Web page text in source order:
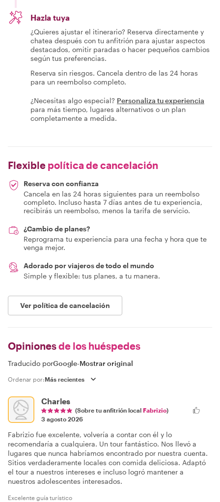
Hazla tuya
¿Quieres ajustar el itinerario? Reserva directamente y
chatea después con tu anfitrión para ajustar aspectos
destacados, omitir paradas o hacer pequeños cambios
según tus preferencias.
Reserva sin riesgos. Cancela dentro de las 24 horas
para un reembolso completo.
¿Necesitas algo especial? Personaliza tu experiencia
para más tiempo, lugares alternativos o un plan
completamente a medida.
Flexible política de cancelación
Reserva con confianza
Cancela en las 24 horas siguientes para un reembolso
completo. Incluso hasta 7 días antes de tu experiencia,
recibirás un reembolso, menos la tarifa de servicio.
¿Cambio de planes?
Reprograma tu experiencia para una fecha y hora que te
venga mejor.
Adorado por viajeros de todo el mundo
Simple y flexible: tus planes, a tu manera.
Ver política de cancelación
Opinionesde los huéspedes
Traducido porGoogle-Mostrar original
Ordenar por:
Charles
(Sobre tu anfitrión local Fabrizio)
3 agosto 2026
Fabrizio fue excelente, volvería a contar con él y lo
recomendaría a cualquiera. Un tour fantástico. Nos llevó a
lugares que nunca habríamos encontrado por nuestra cuenta.
Sitios verdaderamente locales con comida deliciosa. Adaptó
el tour a nuestros intereses e incluso logró mantener a
nuestros adolescentes interesados.
Excelente guía turístico